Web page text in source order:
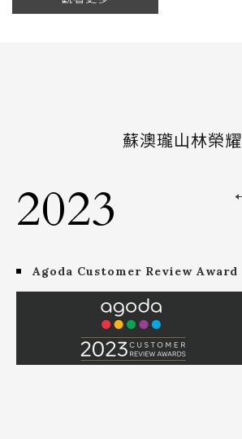
蘇澳瓏山林榮耀
2023
Agoda Customer Review Award